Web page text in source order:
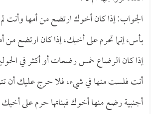
الجواب: إذا كان أخوك ارتضع من أمها وأنت
بأس، إنما تحرم على أخيك، إذا كان ارتضع
إذا كان الرضاع خمس رضعات أو أكثر في
أنت فلست منها في شيء، فلا حرج عليك أن
أجنبية رضع منها أخوك فبناتها حرم على